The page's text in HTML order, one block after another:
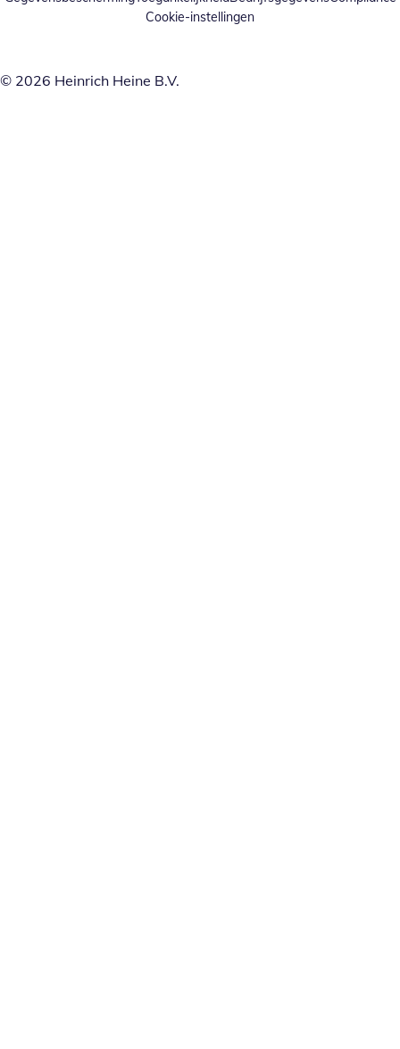
Cookie-instellingen
© 2026 Heinrich Heine B.V.